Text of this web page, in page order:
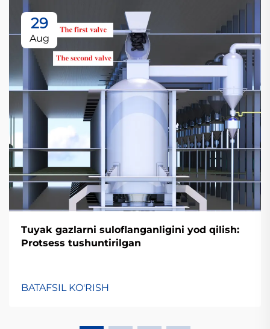
29
Aug
Tuyak gazlarni suloflanganligini yod qilish:
Protsess tushuntirilgan
BATAFSIL KO'RISH